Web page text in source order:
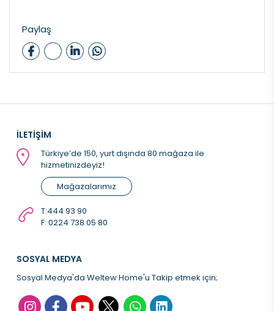
Paylaş
İLETİŞİM
Türkiye’de 150, yurt dışında 80 mağaza ile
hizmetinizdeyiz!
Mağazalarımız
T:444 93 90
F: 0224 738 05 80
SOSYAL MEDYA
Sosyal Medya'da Weltew Home'u Takip etmek için;